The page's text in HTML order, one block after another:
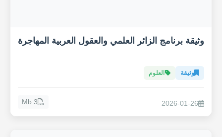
وثيقة برنامج الزائر العلمي والعقول العربية المهاجرة
وثيقة العلوم
2026-01-26
3 Mb